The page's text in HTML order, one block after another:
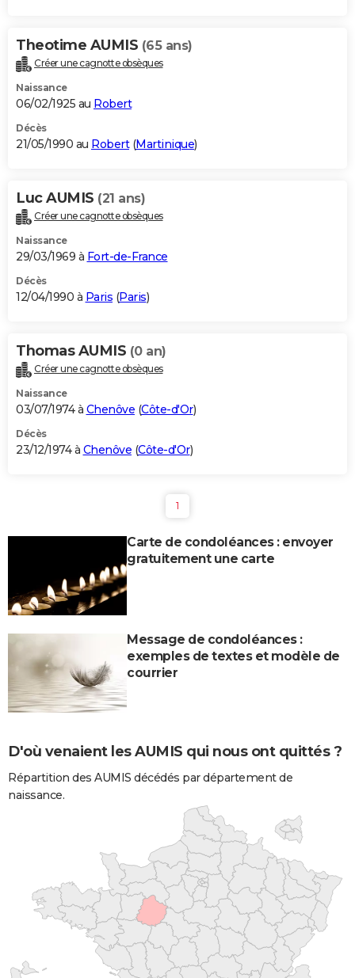
Theotime AUMIS (65 ans)
Créer une cagnotte obsèques
Naissance
06/02/1925 au Robert
Décès
21/05/1990 au Robert(Martinique)
Luc AUMIS (21 ans)
Créer une cagnotte obsèques
Naissance
29/03/1969 à Fort-de-France
Décès
12/04/1990 à Paris (Paris)
Thomas AUMIS (0 an)
Créer une cagnotte obsèques
Naissance
03/07/1974 à Chenôve (Côte-d'Or)
Décès
23/12/1974 à Chenôve (Côte-d'Or)
1
Carte de condoléances : envoyer
gratuitement une carte
Message de condoléances :
exemples de textes et modèle de
courrier
D'où venaient les AUMIS qui nous ont quittés ?
Répartition des AUMIS décédés par département de
naissance.